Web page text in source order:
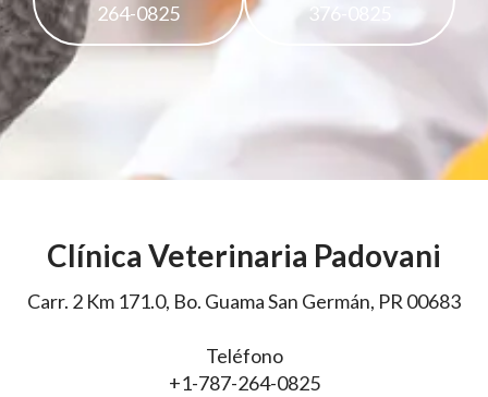
264-0825
376-0825
Clínica Veterinaria Padovani
Carr. 2 Km 171.0, Bo. Guama San Germán, PR 00683
Teléfono
+1-787-264-0825